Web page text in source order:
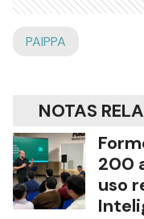
PAIPPA
NOTAS
200
uso